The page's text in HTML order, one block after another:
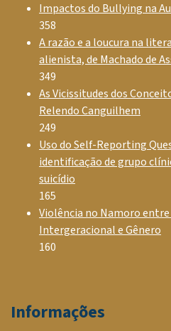
Impactos do Bullying na
358
A razão e a loucura na
alienista, de Machado de
349
As Vicissitudes dos
Relendo Canguilhem
249
Uso do Self-Reporting
identificação de grupo
suicídio
165
Violência no Namoro
Intergeracional e Gênero
160
Informações